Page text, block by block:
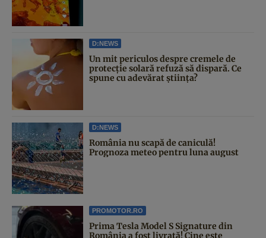
D:NEWS
Un mit periculos despre cremele de
protecție solară refuză să dispară. Ce
spune cu adevărat știința?
D:NEWS
România nu scapă de caniculă!
Prognoza meteo pentru luna august
PROMOTOR.RO
Prima Tesla Model S Signature din
România a fost livrată! Cine este